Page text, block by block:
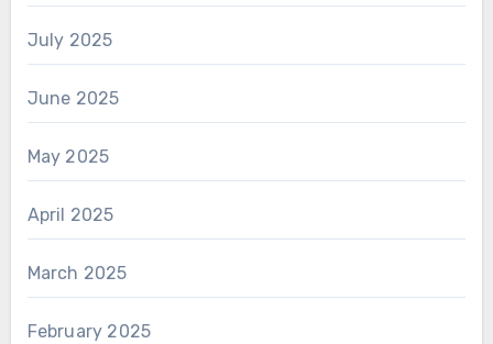
July 2025
June 2025
May 2025
April 2025
March 2025
February 2025